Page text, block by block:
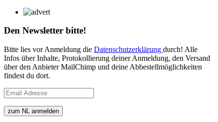
Den Newsletter bitte!
Bitte lies vor Anmeldung die Datenschutzerklärung durch! Alle
Infos über Inhalte, Protokollierung deiner Anmeldung, den Versand
über den Anbieter MailChimp und deine Abbestellmöglichkeiten
findest du dort.